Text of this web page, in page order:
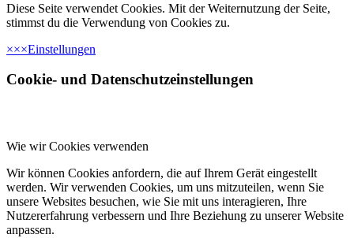
Diese Seite verwendet Cookies. Mit der Weiternutzung der Seite,
stimmst du die Verwendung von Cookies zu.
×××Einstellungen
Cookie- und Datenschutzeinstellungen
Wie wir Cookies verwenden
Wir können Cookies anfordern, die auf Ihrem Gerät eingestellt
werden. Wir verwenden Cookies, um uns mitzuteilen, wenn Sie
unsere Websites besuchen, wie Sie mit uns interagieren, Ihre
Nutzererfahrung verbessern und Ihre Beziehung zu unserer Website
anpassen.